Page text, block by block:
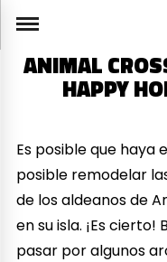
ANIMAL
HAPPY
Es posible que haya
posible remodelar
de los aldeanos de
en su isla. ¡Es
pasar por algunos